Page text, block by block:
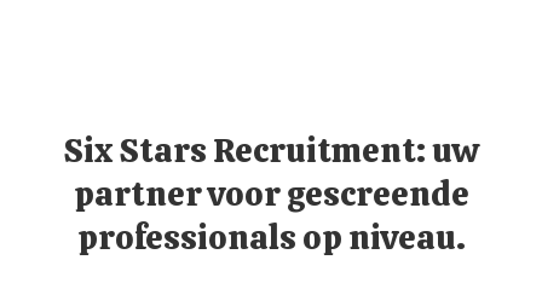
Six Stars Recruitment: uw
partner voor gescreende
professionals op niveau.